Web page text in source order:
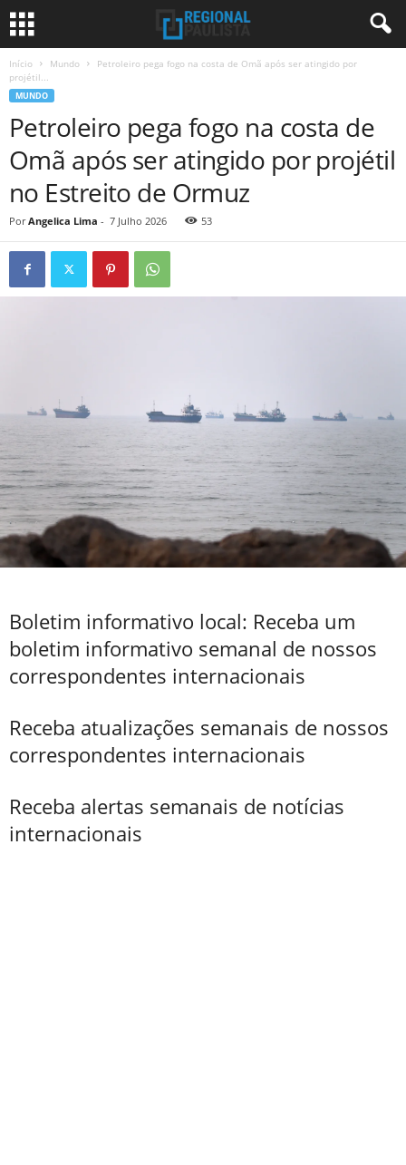
Início Mundo
Petroleiro pega fogo na costa de Omã após ser atingido por
projétil...
MUNDO
Petroleiro pega fogo na costa de
Omã após ser atingido por projétil
no Estreito de Ormuz
Por Angelica Lima - 7 Julho 2026 53
Boletim informativo local: Receba um
boletim informativo semanal de nossos
correspondentes internacionais
Receba atualizações semanais de nossos
correspondentes internacionais
Receba alertas semanais de notícias
internacionais